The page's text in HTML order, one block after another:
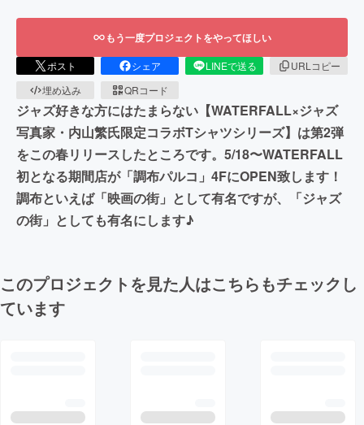
もう一度プロジェクトをやってほしい
ポスト シェア LINEで送る
URLコピー
埋め込み
QRコード
ジャズ好きな方にはたまらない【WATERFALL×ジャズ
写真家・内山繁氏限定コラボTシャツシリーズ】は第2弾
をこの春リリースしたところです。5/18〜WATERFALL
初となる期間店が「調布パルコ」4FにOPEN致します！
調布といえば「映画の街」として有名ですが、「ジャズ
の街」としても有名にします♪
このプロジェクトを見た人はこちらもチェックし
ています